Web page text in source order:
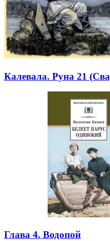
Калевала. Руна 21
Глава 4. Водопой